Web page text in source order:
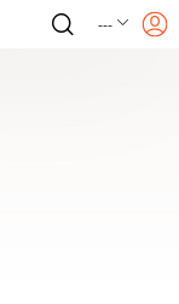
---